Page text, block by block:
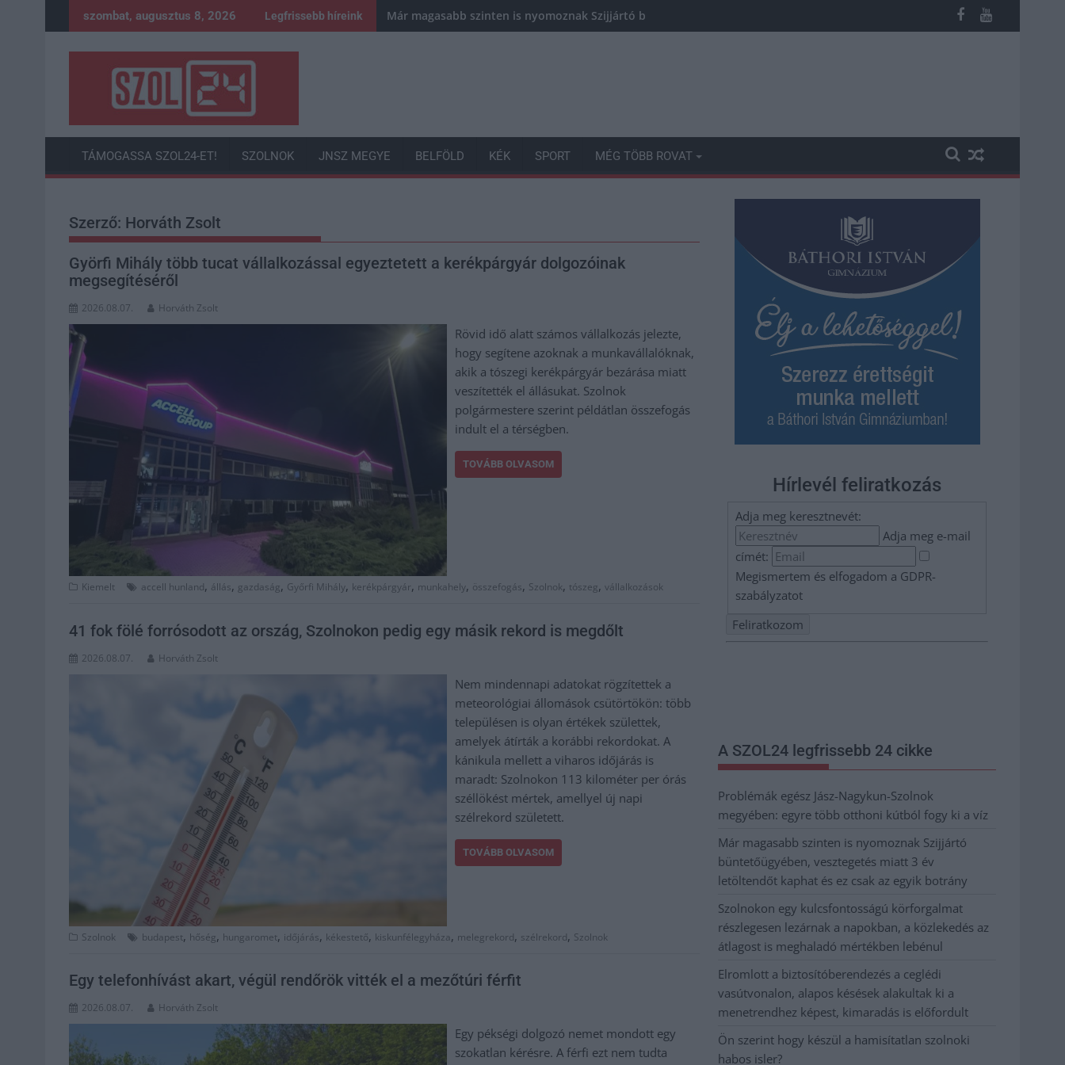
to
szombat, augusztus 8, 2026 Legfrissebb híreink Már magasabb szinten is nyomoznak Szijjártó büntetőügyében, vesztegetés miatt 3 év letöltendőt kaphat és ez csak az
TÁMOGASSA SZOL24-ET! SZOLNOK JNSZ MEGYE BELFÖLD KÉK SPORT MÉG TÖBB ROVAT
Szerző: Horváth Zsolt
Györfi Mihály több tucat vállalkozással egyeztetett a kerékpárgyár dolgozóinak
megsegítéséről
2026.08.07. Horváth Zsolt
Rövid idő alatt számos vállalkozás jelezte,
hogy segítene azoknak a munkavállalóknak,
akik a tószegi kerékpárgyár bezárása miatt
veszítették el állásukat. Szolnok
polgármestere szerint példátlan összefogás
indult el a térségben.
TOVÁBB OLVASOM
Kiemelt accell hunland, állás, gazdaság, Győrfi Mihály, kerékpárgyár, munkahely, összefogás, Szolnok, tószeg, vállalkozások
41 fok fölé forrósodott az ország, Szolnokon pedig egy másik rekord is megdőlt
2026.08.07. Horváth Zsolt
Nem mindennapi adatokat rögzítettek a
meteorológiai állomások csütörtökön: több
településen is olyan értékek születtek,
amelyek átírták a korábbi rekordokat. A
kánikula mellett a viharos időjárás is
maradt: Szolnokon 113 kilométer per órás
széllökést mértek, amellyel új napi
szélrekord született.
TOVÁBB OLVASOM
Szolnok budapest, hőség, hungaromet, időjárás, kékestető, kiskunfélegyháza, melegrekord, szélrekord, Szolnok
Egy telefonhívást akart, végül rendőrök vitték el a mezőtúri férfit
2026.08.07. Horváth Zsolt
Egy pékségi dolgozó nemet mondott egy
szokatlan kérésre. A férfi ezt nem tudta
Hírlevél feliratkozás
Adja meg keresztnevét:
Adja meg e-mail
címét:
Megismertem és elfogadom a GDPR-
szabályzatot
A SZOL24 legfrissebb 24 cikke
Problémák egész Jász-Nagykun-Szolnok
megyében: egyre több otthoni kútból fogy ki a víz
Már magasabb szinten is nyomoznak Szijjártó
büntetőügyében, vesztegetés miatt 3 év
letöltendőt kaphat és ez csak az egyik botrány
Szolnokon egy kulcsfontosságú körforgalmat
részlegesen lezárnak a napokban, a közlekedés az
átlagost is meghaladó mértékben lebénul
Elromlott a biztosítóberendezés a ceglédi
vasútvonalon, alapos késések alakultak ki a
menetrendhez képest, kimaradás is előfordult
Ön szerint hogy készül a hamisítatlan szolnoki
habos isler?